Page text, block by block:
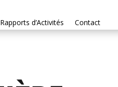
Rapports d’Activités Contact